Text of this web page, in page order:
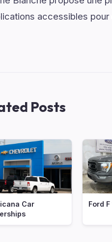
accessibles
Posts
Car
Ford